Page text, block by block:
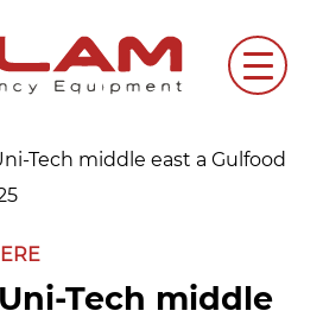
Menu
Tech middle east a Gulfood
Tech middle